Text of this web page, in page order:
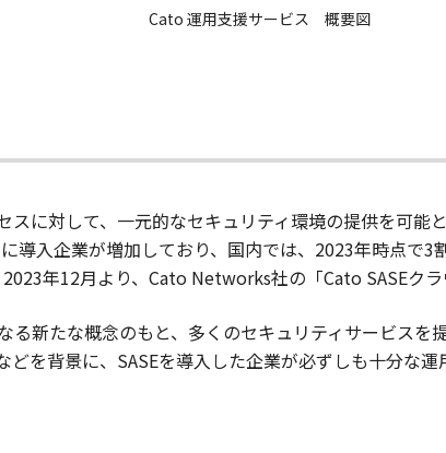
Cato 運用支援サービス 概要図
に対して、一元的なセキュリティ環境の提供を可能
導入企業が増加しており、国内では、2023年時点で
年12月より、Cato Networks社の「Cato SASEクラ
新たな概念のもと、多くのセキュリティサービスを
を背景に、SASEを導入した企業が必ずしも十分な